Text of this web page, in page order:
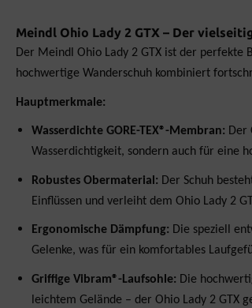
Meindl Ohio Lady 2 GTX – Der
Der Meindl Ohio Lady 2 GTX ist der perfekte
hochwertige Wanderschuh kombiniert
Hauptmerkmale:
Wasserdichte GORE-TEX®-Membran: Der
Wasserdichtigkeit, sondern auch für eine
Robustes Obermaterial: Der Schuh
Einflüssen und verleiht dem Ohio Lady 2
Ergonomische Dämpfung: Die speziell
Gelenke, was für ein komfortables
Griffige Vibram®-Laufsohle: Die
leichtem Gelände – der Ohio Lady 2 GTX